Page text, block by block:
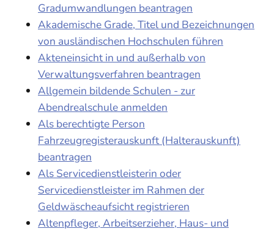
Gradumwandlungen beantragen
Akademische Grade, Titel und Bezeichnungen
von ausländischen Hochschulen führen
Akteneinsicht in und außerhalb von
Verwaltungsverfahren beantragen
Allgemein bildende Schulen - zur
Abendrealschule anmelden
Als berechtigte Person
Fahrzeugregisterauskunft (Halterauskunft)
beantragen
Als Servicedienstleisterin oder
Servicedienstleister im Rahmen der
Geldwäscheaufsicht registrieren
Altenpfleger, Arbeitserzieher, Haus- und